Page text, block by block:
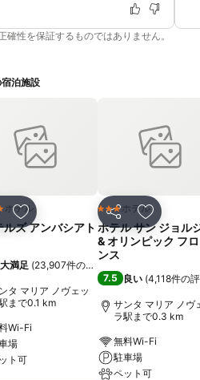
性を保証するものではありません。
泊施設
お気に入りに追加
のランク
ホテル
ルズ アンバシアト
大満足 (23,907件の評価
タ マリア ノヴェッ
まで0.1 km
Wi-Fi
場
ト可
シェア お気に入
3 ホテルのランク
ホテル
ホテル サン ジョル
& オリンピック フ
ンス
7.5 良い (4,118件の
サンタ マリア ノヴ
ラ駅まで0.3 km
無料Wi-Fi
駐車場
ペット可